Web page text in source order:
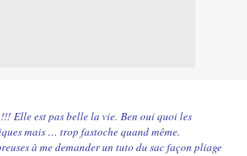
Elle est pas belle la vie. Ben oui quoi les
mais … trop fastoche quand même.
à me demander un tuto du sac façon pliage